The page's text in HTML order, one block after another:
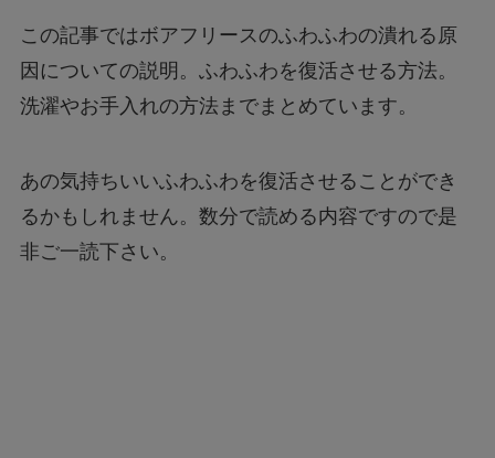
この記事ではボアフリースのふわふわの潰れる原
因についての説明。ふわふわを復活させる方法。
洗濯やお手入れの方法までまとめています。
あの気持ちいいふわふわを復活させることができ
るかもしれません。数分で読める内容ですので是
非ご一読下さい。